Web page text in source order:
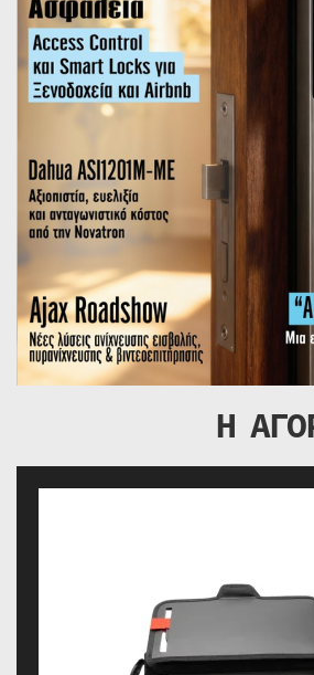
Η